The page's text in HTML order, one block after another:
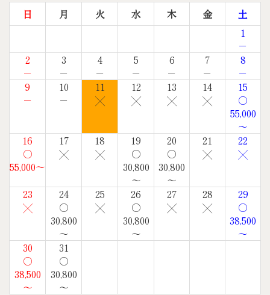
日
月 火 水 木 金
土
1
－
2
－
3
－
4
－
5
－
6
－
7
－
8
－
9
－
10
－
11
╳
12
╳
13
╳
14
╳
15
○
55,000
～
16
○
55,000～
17
╳
18
╳
19
○
30,800
～
20
○
30,800
～
21
╳
22
╳
23
╳
24
○
30,800
～
25
╳
26
○
30,800
～
27
╳
28
╳
29
○
38,500
～
30
○
38,500
～
31
○
30,800
～